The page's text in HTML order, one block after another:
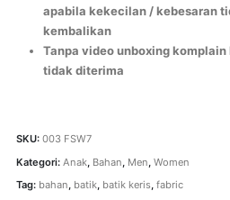
apabila kekecilan / kebesaran
kembalikan
Tanpa video unboxing
tidak diterima
SKU: 003 FSW7
Kategori: Anak, Bahan Men Women
Tag: bahan, batik, batik keris, fabric